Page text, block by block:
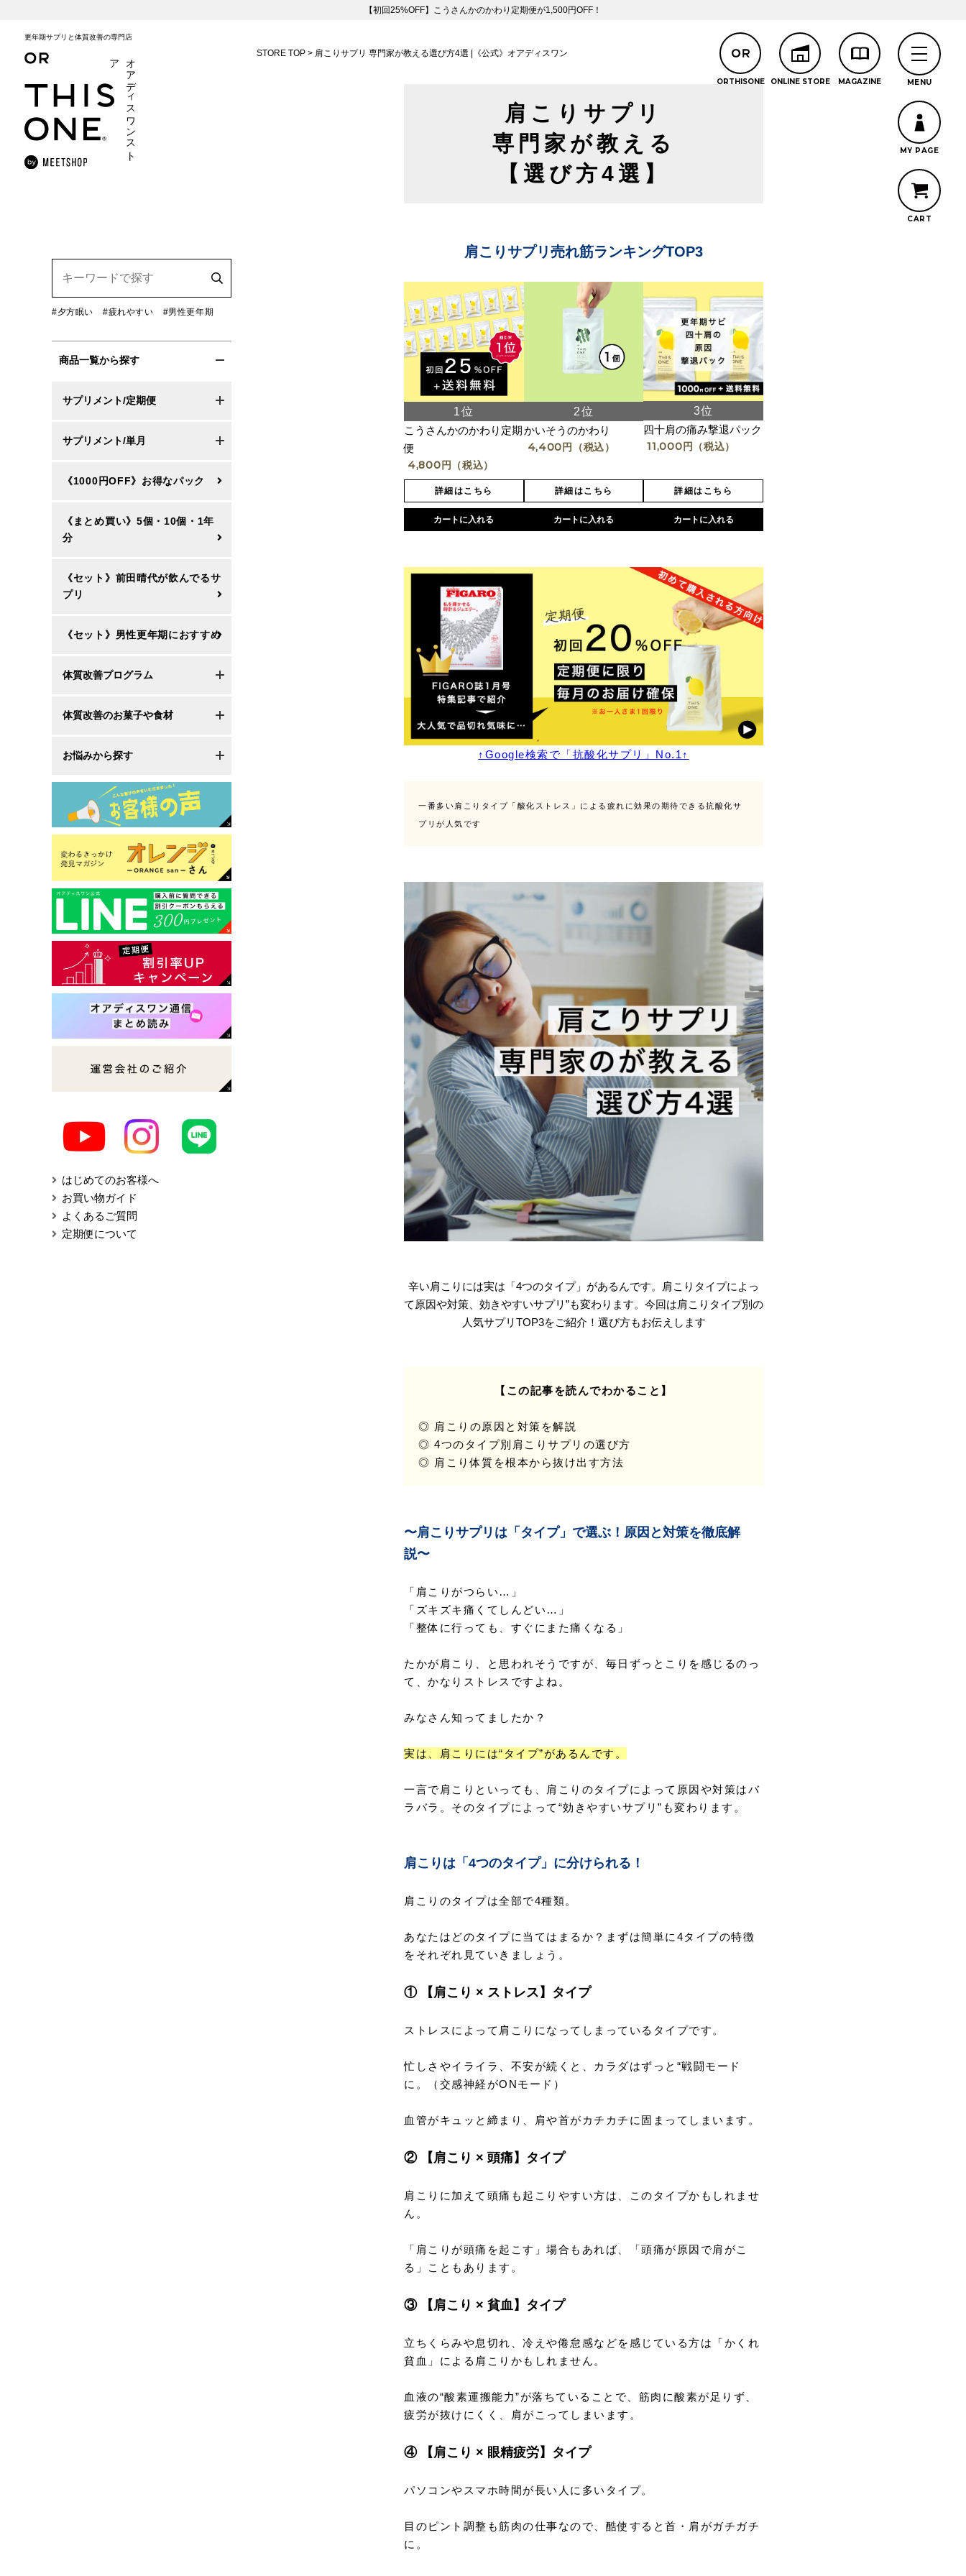
【初回25%OFF】こうさんかのかわり定期便が1,500円OFF！
オ
ア
デ
ィ
ス
ワ
ン
ス
ト
ア
更年期サプリと体質改善の専門店
#夕方眠い #疲れやすい #男性更年期
商品一覧から探す
サプリメント/定期便
サプリメント/単月
《1000円OFF》お得なパック
《まとめ買い》5個・10個・1年
分
《セット》前田晴代が飲んでるサ
プリ
《セット》男性更年期におすすめ
体質改善プログラム
体質改善のお菓子や食材
お悩みから探す
はじめてのお客様へ
お買い物ガイド
よくあるご質問
定期便について
STORE TOP 肩こりサプリ 専門家が教える選び方4選 |《公式》オアディスワン
肩こりサプリ
専門家が教える
【選び方4選】
肩こりサプリ売れ筋ランキングTOP3
こうさんかのかわり定期
便
4,800円（税込）
詳細はこちら
カートに入れる
かいそうのかわり
4,400円（税込）
詳細はこちら
カートに入れる
四十肩の痛み撃退パック
11,000円（税込）
詳細はこちら
カートに入れる
↑Google検索で「抗酸化サプリ」No.1↑
一番多い肩こりタイプ「酸化ストレス」による疲れに効果の期待できる抗酸化サ
プリが人気です
辛い肩こりには実は「4つのタイプ」があるんです。肩こりタイプによっ
て原因や対策、効きやすいサプリ”も変わります。今回は肩こりタイプ別の
人気サプリTOP3をご紹介！選び方もお伝えします
【この記事を読んでわかること】
◎ 肩こりの原因と対策を解説
◎ 4つのタイプ別肩こりサプリの選び方
◎ 肩こり体質を根本から抜け出す方法
〜肩こりサプリは「タイプ」で選ぶ！原因と対策を徹底解
説〜
「肩こりがつらい…」
「ズキズキ痛くてしんどい…」
「整体に行っても、すぐにまた痛くなる」
たかが肩こり、と思われそうですが、毎日ずっとこりを感じるのっ
て、かなりストレスですよね。
みなさん知ってましたか？
実は、肩こりには“タイプ”があるんです。
一言で肩こりといっても、肩こりのタイプによって原因や対策はバ
ラバラ。そのタイプによって“効きやすいサプリ”も変わります。
肩こりは「4つのタイプ」に分けられる！
肩こりのタイプは全部で4種類。
あなたはどのタイプに当てはまるか？まずは簡単に4タイプの特徴
をそれぞれ見ていきましょう。
① 【肩こり × ストレス】タイプ
ストレスによって肩こりになってしまっているタイプです。
忙しさやイライラ、不安が続くと、カラダはずっと“戦闘モード
に。（交感神経がONモード）
血管がキュッと締まり、肩や首がカチカチに固まってしまいます。
② 【肩こり × 頭痛】タイプ
肩こりに加えて頭痛も起こりやすい方は、このタイプかもしれませ
ん。
「肩こりが頭痛を起こす」場合もあれば、「頭痛が原因で肩がこ
る」こともあります。
③ 【肩こり × 貧血】タイプ
立ちくらみや息切れ、冷えや倦怠感などを感じている方は「かくれ
貧血」による肩こりかもしれません。
血液の“酸素運搬能力”が落ちていることで、筋肉に酸素が足りず、
疲労が抜けにくく、肩がこってしまいます。
④ 【肩こり × 眼精疲労】タイプ
パソコンやスマホ時間が長い人に多いタイプ。
目のピント調整も筋肉の仕事なので、酷使すると首・肩がガチガチ
に。